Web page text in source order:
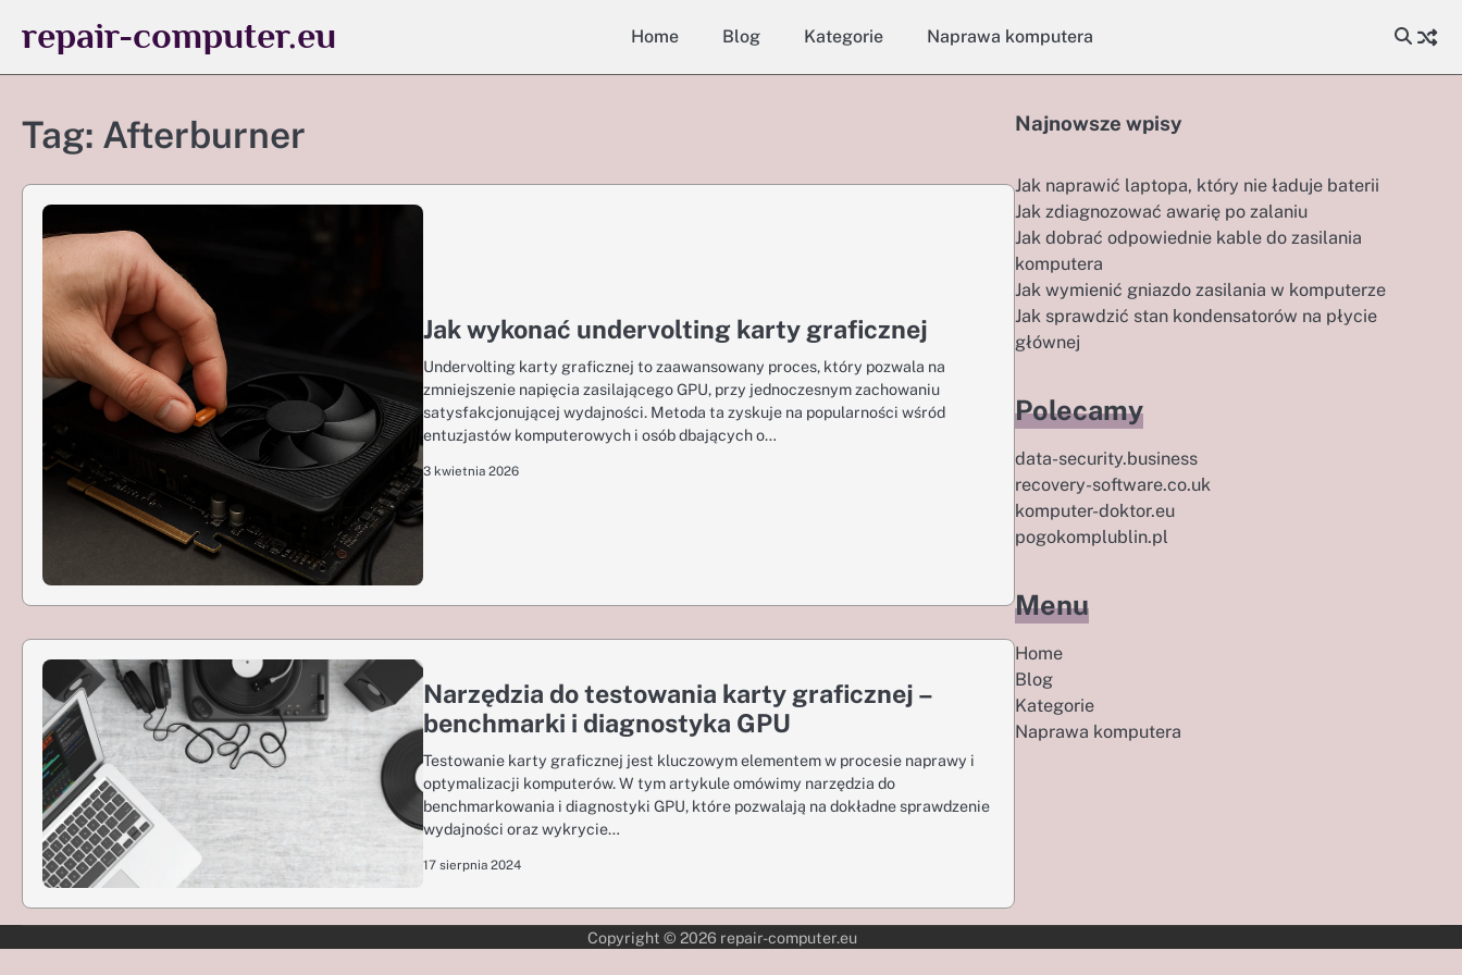
repair-computer.eu Home Blog Kategorie Naprawa komputera
Tag: Afterburner
Jak wykonać undervolting karty graficznej
Undervolting karty graficznej to zaawansowany proces, który pozwala na
zmniejszenie napięcia zasilającego GPU, przy jednoczesnym zachowaniu
satysfakcjonującej wydajności. Metoda ta zyskuje na popularności wśród
entuzjastów komputerowych i osób dbających o…
3 kwietnia 2026
Narzędzia do testowania karty graficznej –
benchmarki i diagnostyka GPU
Testowanie karty graficznej jest kluczowym elementem w procesie naprawy i
optymalizacji komputerów. W tym artykule omówimy narzędzia do
benchmarkowania i diagnostyki GPU, które pozwalają na dokładne sprawdzenie
wydajności oraz wykrycie…
17 sierpnia 2024
Najnowsze wpisy
Jak naprawić laptopa, który nie ładuje baterii
Jak zdiagnozować awarię po zalaniu
Jak dobrać odpowiednie kable do zasilania
komputera
Jak wymienić gniazdo zasilania w komputerze
Jak sprawdzić stan kondensatorów na płycie
głównej
Polecamy
data-security.business
recovery-software.co.uk
komputer-doktor.eu
pogokomplublin.pl
Menu
Home
Blog
Kategorie
Naprawa komputera
Copyright © 2026 repair-computer.eu